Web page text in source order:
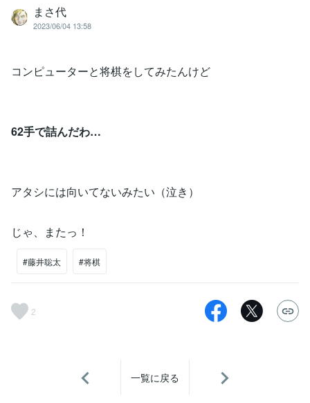
まさ代
2023/06/04 13:58
コンピューターと将棋をしてみたんけど
62手で詰んだわ…
アタシには向いてないみたい（泣き）
じゃ、またっ！
#藤井聡太 #将棋
2
一覧に戻る